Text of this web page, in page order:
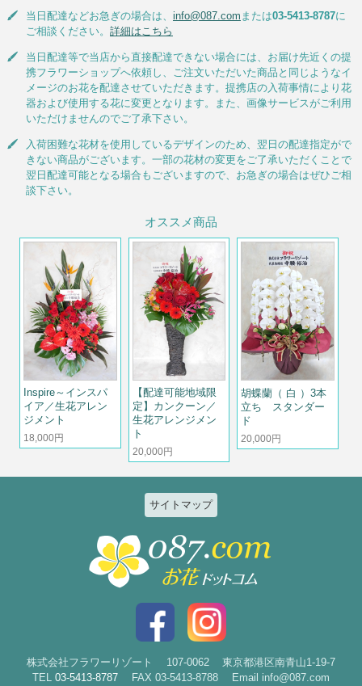
当日配達などお急ぎの場合は、 info@087.com または03-5413-8787に
ご相談ください。 詳細はこちら
当日配達等で当店から直接配達できない場合には、お届け先近くの提
携フラワーショップへ依頼し、ご注文いただいた商品と同じようなイ
メージのお花を配達させていただきます。提携店の入荷事情により花
器および使用する花に変更となります。また、画像サービスがご利用
いただけませんのでご了承下さい。
入荷困難な花材を使用しているデザインのため、翌日の配達指定がで
きない商品がございます。一部の花材の変更をご了承いただくことで
翌日配達可能となる場合もございますので、お急ぎの場合はぜひご相
談下さい。
オススメ商品
Inspire～インスパ
イア／生花アレン
ジメント
18,000円
【配達可能地域限
定】カンクーン／
生花アレンジメン
ト
20,000円
胡蝶蘭（ 白 ）3本
立ち スタンダー
ド
20,000円
サイトマップ
特集
2026ひまわりと夏の花特集
お祝い花特集～開店・移転・就
花束
アレンジ
個人のお客様
結婚記念日
入社・退職
結婚
出産
新築・引越
株式会社フラワーリゾート 107-0062
東京都港区南青山1-19-7
TEL03-5413-8787 FAX 03-5413-8788 Email info@087.com